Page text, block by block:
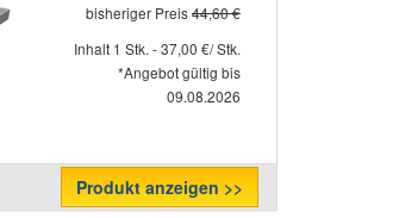
bisheriger Preis44,60 €
Inhalt 1 Stk. - 37,00 €/ Stk.
*Angebot gültig bis
09.08.2026
Produkt anzeigen >>